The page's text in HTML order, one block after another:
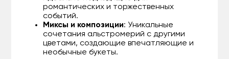
романтических и торжественных
событий.
Миксы и композиции: Уникальные
сочетания альстромерий с другими
цветами, создающие впечатляющие и
необычные букеты.